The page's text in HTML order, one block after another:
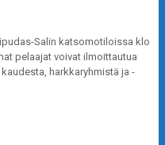
Salin katsomotiloissa klo
pelaajat voivat ilmoittautua
harkkaryhmistä ja -